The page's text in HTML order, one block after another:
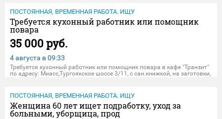
ПОСТОЯННАЯ, ВРЕМЕННАЯ РАБОТА. ИЩУ
Требуется кухонный работник или помощник
повара
35 000 руб.
4 августа в09:33
Требуется кухонный работник или помощник повара в кафе "Транзит"
по адресу: Миасс,Тургоякское шоссе 3/11, с сан.книжкой, на заготовки,
ПОСТОЯННАЯ, ВРЕМЕННАЯ РАБОТА. ИЩУ
Женщина 60 лет ищет подработку, уход за
больными, уборщица, прод